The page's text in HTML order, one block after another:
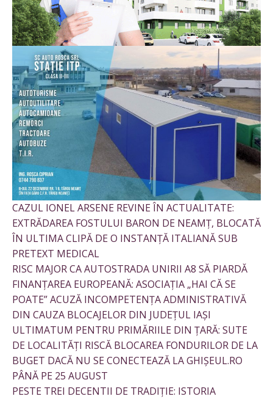
CAZUL IONEL ARSENE REVINE ÎN ACTUALITATE:
EXTRĂDAREA FOSTULUI BARON DE NEAMȚ, BLOCATĂ
ÎN ULTIMA CLIPĂ DE O INSTANȚĂ ITALIANĂ SUB
PRETEXT MEDICAL
RISC MAJOR CA AUTOSTRADA UNIRII A8 SĂ PIARDĂ
FINANȚAREA EUROPEANĂ: ASOCIAȚIA „HAI CĂ SE
POATE” ACUZĂ INCOMPETENȚA ADMINISTRATIVĂ
DIN CAUZA BLOCAJELOR DIN JUDEȚUL IAȘI
ULTIMATUM PENTRU PRIMĂRIILE DIN ȚARĂ: SUTE
DE LOCALITĂȚI RISCĂ BLOCAREA FONDURILOR DE LA
BUGET DACĂ NU SE CONECTEAZĂ LA GHIȘEUL.RO
PÂNĂ PE 25 AUGUST
PESTE TREI DECENTII DE TRADIȚIE: ISTORIA